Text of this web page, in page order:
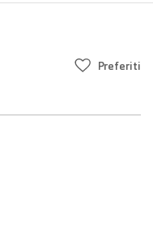
Preferiti